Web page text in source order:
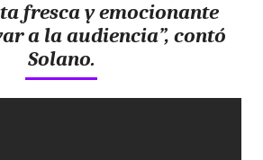
fresca y emocionante
a la audiencia”, contó
Solano.